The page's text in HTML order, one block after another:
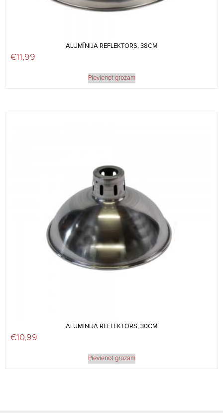
ALUMĪNIJA REFLEKTORS, 38CM
€11,99
Pievienot grozam
ALUMĪNIJA REFLEKTORS, 30CM
€10,99
Pievienot grozam